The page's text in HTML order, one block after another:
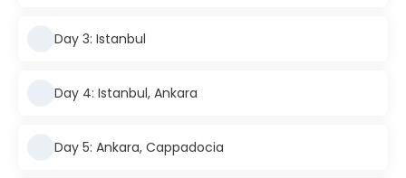
Day 3: Istanbul
Day 4: Istanbul, Ankara
Day 5: Ankara, Cappadocia